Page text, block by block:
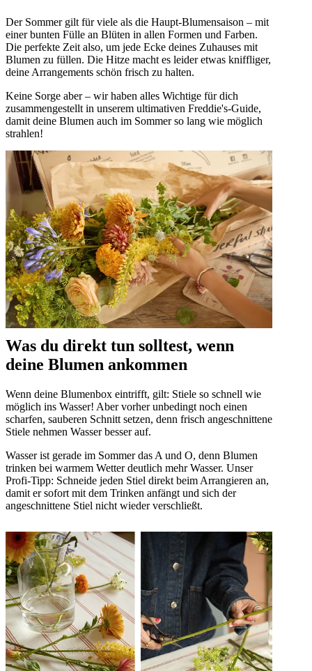
Der Sommer gilt für viele als die Haupt-Blumensaison – mit
einer bunten Fülle an Blüten in allen Formen und Farben.
Die perfekte Zeit also, um jede Ecke deines Zuhauses mit
Blumen zu füllen. Die Hitze macht es leider etwas kniffliger,
deine Arrangements schön frisch zu halten.
Keine Sorge aber – wir haben alles Wichtige für dich
zusammengestellt in unserem ultimativen Freddie's-Guide,
damit deine Blumen auch im Sommer so lang wie möglich
strahlen!
Was du direkt tun solltest, wenn
deine Blumen ankommen
Wenn deine Blumenbox eintrifft, gilt: Stiele so schnell wie
möglich ins Wasser! Aber vorher unbedingt noch einen
scharfen, sauberen Schnitt setzen, denn frisch angeschnittene
Stiele nehmen Wasser besser auf.
Wasser ist gerade im Sommer das A und O, denn Blumen
trinken bei warmem Wetter deutlich mehr Wasser. Unser
Profi-Tipp: Schneide jeden Stiel direkt beim Arrangieren an,
damit er sofort mit dem Trinken anfängt und sich der
angeschnittene Stiel nicht wieder verschließt.